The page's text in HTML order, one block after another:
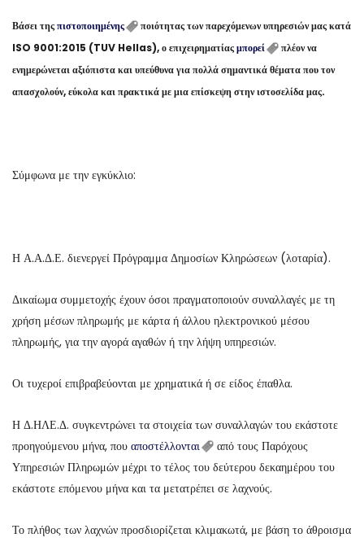
Βάσει τηςπιστοποιημένης
ποιότητας των παρεχόμενων υπηρεσιών μας κατά
ISO 9001:2015 (TUV Hellas), ο επιχειρηματίαςμπορεί
πλέον να
ενημερώνεται αξιόπιστα και υπεύθυνα για πολλά σημαντικά θέματα που τον
απασχολούν, εύκολα και πρακτικά με μια επίσκεψη στην ιστοσελίδα μας.
Σύμφωνα με την εγκύκλιο:
Η Α.Α.Δ.Ε. διενεργεί Πρόγραμμα Δημοσίων Κληρώσεων (λοταρία).
Δικαίωμα συμμετοχής έχουν όσοι πραγματοποιούν συναλλαγές με τη
χρήση μέσων πληρωμής με κάρτα ή άλλου ηλεκτρονικού μέσου
πληρωμής, για την αγορά αγαθών ή την λήψη υπηρεσιών.
Οι τυχεροί επιβραβεύονται με χρηματικά ή σε είδος έπαθλα.
Η Δ.ΗΛΕ.Δ. συγκεντρώνει τα στοιχεία των συναλλαγών του εκάστοτε
προηγούμενου μήνα, που αποστέλλονται
από τους Παρόχους
Υπηρεσιών Πληρωμών μέχρι το τέλος του δεύτερου δεκαημέρου του
εκάστοτε επόμενου μήνα και τα μετατρέπει σε λαχνούς.
Το πλήθος των λαχνών προσδιορίζεται κλιμακωτά, με βάση το άθροισμα